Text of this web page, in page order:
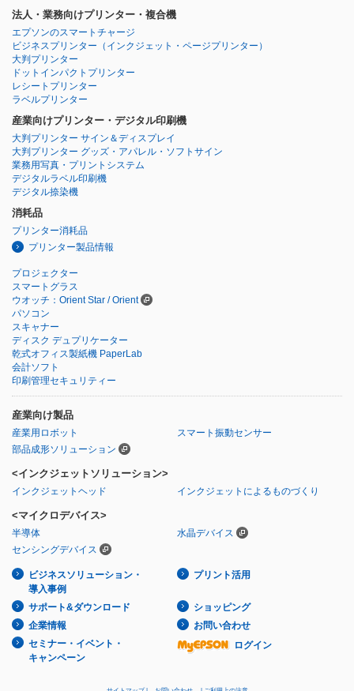
法人・業務向けプリンター・複合機
エプソンのスマートチャージ
ビジネスプリンター （インクジェット・ページプリンター）
大判プリンター
ドットインパクトプリンター
レシートプリンター
ラベルプリンター
産業向けプリンター・デジタル印刷機
大判プリンター サイン＆ディスプレイ
大判プリンター グッズ・アパレル・ソフトサイン
業務用写真・プリントシステム
デジタルラベル印刷機
デジタル捺染機
消耗品
プリンター消耗品
プリンター製品情報
プロジェクター
スマートグラス
ウオッチ：Orient Star / Orient
パソコン
スキャナー
ディスク デュプリケーター
乾式オフィス製紙機 PaperLab
会計ソフト
印刷管理セキュリティー
産業向け製品
産業用ロボット
スマート振動センサー
部品成形ソリューション
<インクジェットソリューション>
インクジェットヘッド インクジェットによるものづくり
<マイクロデバイス>
半導体
水晶デバイス
センシングデバイス
ビジネスソリューション・
導入事例
プリント活用
サポート&ダウンロード
ショッピング
企業情報
お問い合わせ
セミナー・イベント・
キャンペーン
ログイン